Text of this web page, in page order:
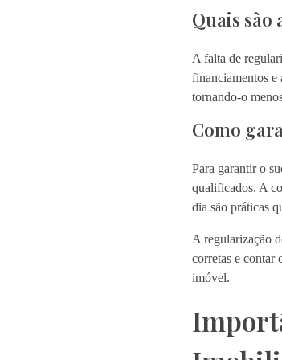
Quais são
A falta de
financiamentos e
tornando-o
Como
Para garantir o
qualificados. A
dia são práticas
A regularização
corretas e contar
imóvel.